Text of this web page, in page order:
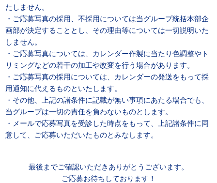
たしません。
・ご応募写真の採用、不採用については当グループ統括本部企
画部が決定することとし、その理由等については一切説明いた
しません。
・ご応募写真については、カレンダー作製に当たり色調整やト
リミングなどの若干の加工や改変を行う場合があります。
・ご応募写真の採用については、カレンダーの発送をもって採
用通知に代えるものといたします。
・その他、上記の諸条件に記載が無い事項にあたる場合でも、
当グループは一切の責任を負わないものとします。
・メールで応募写真を受診した時点をもって、上記諸条件に同
意して、ご応募いただいたものとみなします。
最後までご確認いただきありがとうございます。
ご応募お待ちしております！